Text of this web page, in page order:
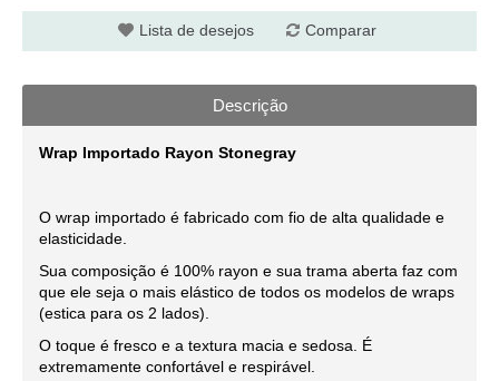
Lista de desejos Comparar
Descrição
Wrap Importado Rayon Stonegray
O wrap importado é fabricado com fio de alta qualidade e
elasticidade.
Sua composição é 100% rayon e sua trama aberta faz com
que ele seja o mais elástico de todos os modelos de wraps
(estica para os 2 lados).
O toque é fresco e a textura macia e sedosa. É
extremamente confortável e respirável.